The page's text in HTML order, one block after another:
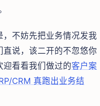
不妨先把业务情况发我
说，该二开的不忽悠你
迎看看我们做过的客户案
CRM 真跑出业务结